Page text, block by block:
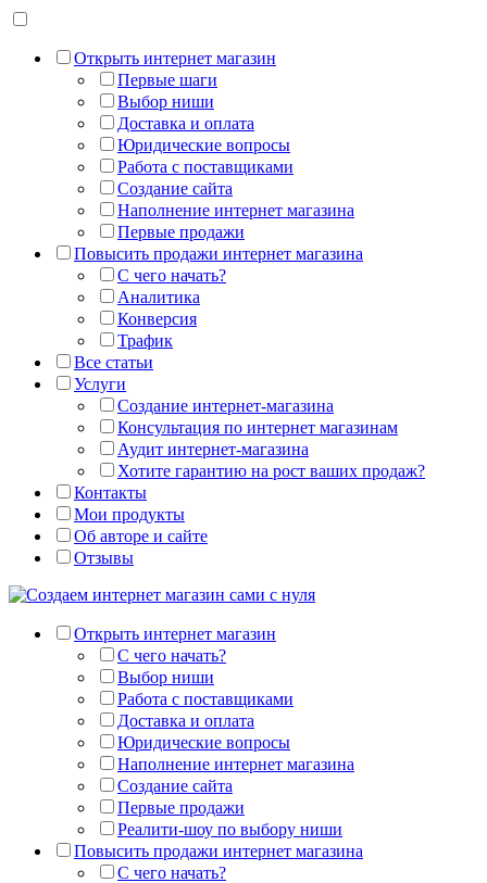
Открыть интернет магазин
Первые шаги
Выбор ниши
Доставка и оплата
Юридические вопросы
Работа с поставщиками
Создание сайта
Наполнение интернет магазина
Первые продажи
Повысить продажи интернет магазина
С чего начать?
Аналитика
Конверсия
Трафик
Все статьи
Услуги
Создание интернет-магазина
Консультация по интернет магазинам
Аудит интернет-магазина
Хотите гарантию на рост ваших продаж?
Контакты
Мои продукты
Об авторе и сайте
Отзывы
Открыть интернет магазин
С чего начать?
Выбор ниши
Работа с поставщиками
Доставка и оплата
Юридические вопросы
Наполнение интернет магазина
Создание сайта
Первые продажи
Реалити-шоу по выбору ниши
Повысить продажи интернет магазина
С чего начать?